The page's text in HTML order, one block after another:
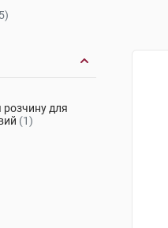
розчину для
(1)